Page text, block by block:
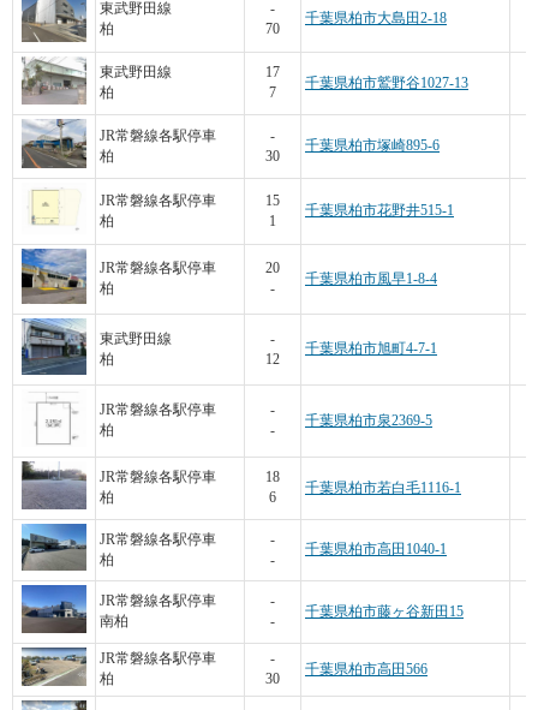
東武野田線
柏
-
70
千葉県柏市大島田2-18
東武野田線
柏
17
7
千葉県柏市鷲野谷1027-13
JR常磐線各駅停車
柏
-
30
千葉県柏市塚崎895-6
JR常磐線各駅停車
柏
15
1
千葉県柏市花野井515-1
JR常磐線各駅停車
柏
20
-
千葉県柏市風早1-8-4
東武野田線
柏
-
12
千葉県柏市旭町4-7-1
JR常磐線各駅停車
柏
-
-
千葉県柏市泉2369-5
JR常磐線各駅停車
柏
18
6
千葉県柏市若白毛1116-1
JR常磐線各駅停車
柏
-
-
千葉県柏市高田1040-1
JR常磐線各駅停車
南柏
-
-
千葉県柏市藤ヶ谷新田15
JR常磐線各駅停車
柏
-
30
千葉県柏市高田566